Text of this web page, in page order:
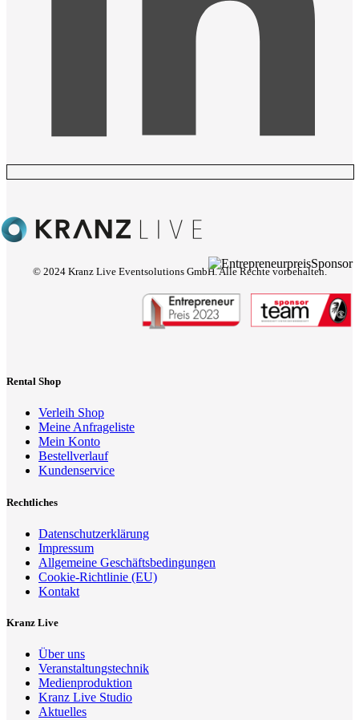
© 2024 Kranz Live Eventsolutions GmbH. Alle Rechte vorbehalten.
Rental Shop
Verleih Shop
Meine Anfrageliste
Mein Konto
Bestellverlauf
Kundenservice
Rechtliches
Datenschutzerklärung
Impressum
Allgemeine Geschäftsbedingungen
Cookie-Richtlinie (EU)
Kontakt
Kranz Live
Über uns
Veranstaltungstechnik
Medienproduktion
Kranz Live Studio
Aktuelles